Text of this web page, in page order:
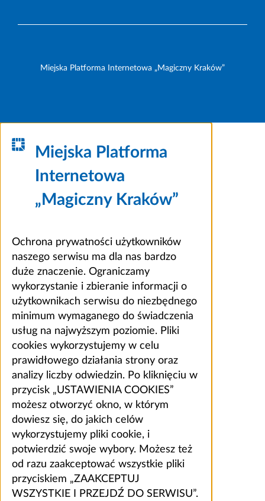
Miejska Platforma Internetowa „Magiczny Kraków”
Miejska Platforma
Internetowa
„Magiczny Kraków”
Ochrona prywatności użytkowników
naszego serwisu ma dla nas bardzo
duże znaczenie. Ograniczamy
wykorzystanie i zbieranie informacji o
użytkownikach serwisu do niezbędnego
minimum wymaganego do świadczenia
usług na najwyższym poziomie. Pliki
cookies wykorzystujemy w celu
prawidłowego działania strony oraz
analizy liczby odwiedzin. Po kliknięciu w
przycisk „USTAWIENIA COOKIES”
możesz otworzyć okno, w którym
dowiesz się, do jakich celów
wykorzystujemy pliki cookie, i
potwierdzić swoje wybory. Możesz też
od razu zaakceptować wszystkie pliki
przyciskiem „ZAAKCEPTUJ
WSZYSTKIE I PRZEJDŹ DO SERWISU”.